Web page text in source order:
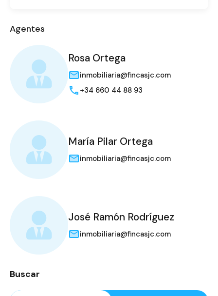
Agentes
Rosa Ortega
inmobiliaria@fincasjc.com
+34 660 44 88 93
María Pilar Ortega
inmobiliaria@fincasjc.com
José Ramón Rodríguez
inmobiliaria@fincasjc.com
Buscar